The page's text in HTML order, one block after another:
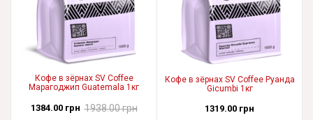
Кофе в зёрнах SV Coffee
Марагоджип Guatemala 1кг
1384.00 грн 1938.00 грн
Кофе в зёрнах SV Coffee Руанда
Gicumbi 1кг
1319.00 грн